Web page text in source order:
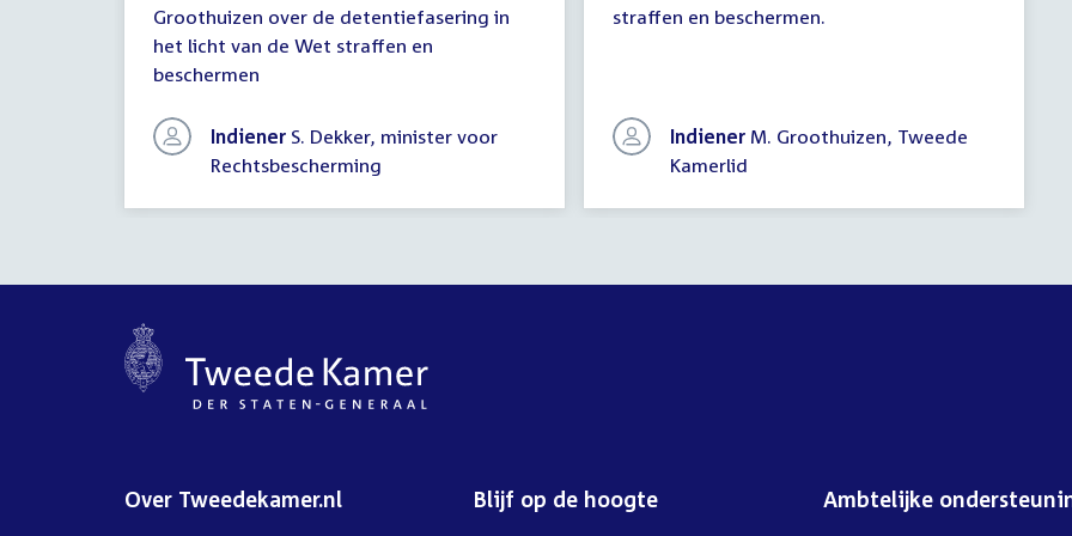
(uitstel
antwoord)
Groothuizen over de detentiefasering in
het licht van de Wet straffen en
beschermen
Indiener S. Dekker, minister voor
Rechtsbescherming
vragen
straffen en beschermen.
Indiener M. Groothuizen, Tweede
Kamerlid
Over Tweedekamer.nl Blijf op de hoogte Ambtelijke